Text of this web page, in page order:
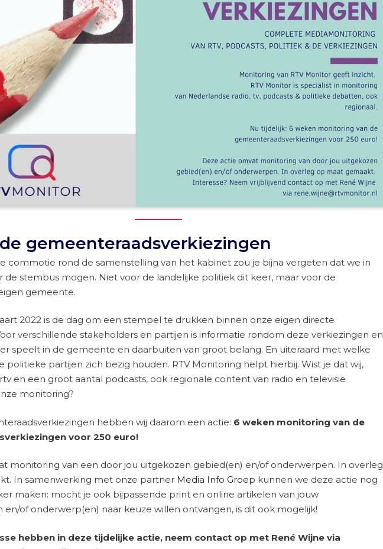
gemeenteraadsverkiezingen
commotie rond de samenstelling van het kabinet zou je bijna vergeten dat we in
de stembus mogen. Niet voor de landelijke politiek dit keer, maar voor de
gemeente.
2022 is de dag om een stempel te drukken binnen onze eigen directe
verschillende stakeholders en partijen is informatie rondom deze verkiezingen en
speelt in de gemeente en daarbuiten van groot belang. En uiteraard met welke
politieke partijen zich bezig houden. RTV Monitoring helpt hierbij. Wist je dat wij,
en een groot aantal podcasts, ook regionale content van radio en televisie
monitoring?
hebben wij daarom een actie: 6 weken monitoring van de
voor 250 euro!
monitoring van een door jou uitgekozen gebied(en) en/of onderwerpen. In overleg
In samenwerking met onze partner Media Info Groep kunnen we deze actie nog
maken: mocht je ook bijpassende print en online artikelen van jouw
en/of onderwerp(en) naar keuze willen ontvangen, is dit ook mogelijk!
hebben in deze tijdelijke actie, neem contact op met René Wijne via